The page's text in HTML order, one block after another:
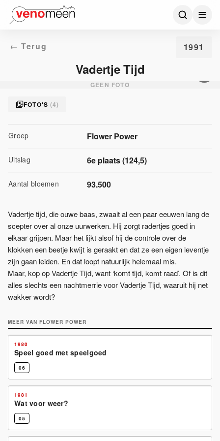
← Terug 1991
Vadertje Tijd
GEEN FOTO
FOTO'S (4)
Groep Flower Power
Uitslag 6e plaats(124,5)
Aantal bloemen 93.500
Vadertje tijd, die ouwe baas, zwaait al een paar eeuwen lang de
scepter over al onze uurwerken. Hij zorgt radertjes goed in
elkaar grijpen. Maar het lijkt alsof hij de controle over de
klokken een beetje kwijt is geraakt en dat ze een eigen leventje
zijn gaan leiden. En dat loopt natuurlijk helemaal mis.
Maar, kop op Vadertje Tijd, want ‘komt tijd, komt raad’. Of is dit
alles slechts een nachtmerrie voor Vadertje Tijd, waaruit hij net
wakker wordt?
MEER VAN FLOWER POWER
1980
Speel goed met speelgoed
06
1981
Wat voor weer?
05